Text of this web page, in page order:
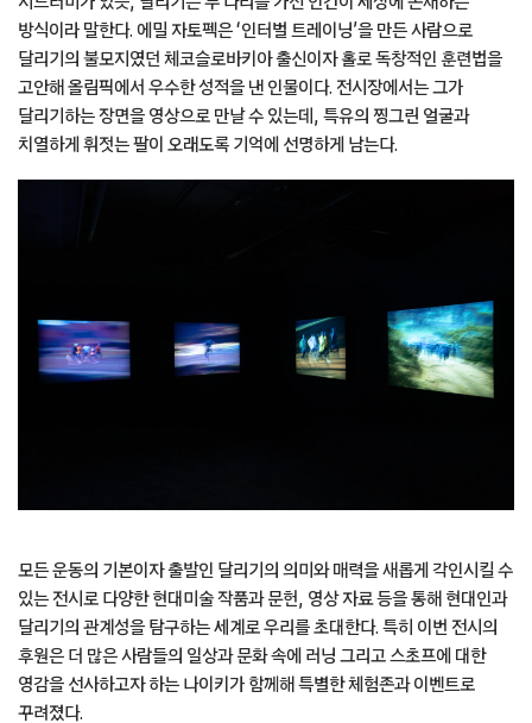
방식이라 말한다. 에밀 자토펙은 ‘인터벌 트레이닝’을 만든 사람으로
달리기의 불모지였던 체코슬로바키아 출신이자 홀로 독창적인 훈련법을
고안해 올림픽에서 우수한 성적을 낸 인물이다. 전시장에서는 그가
달리기하는 장면을 영상으로 만날 수 있는데, 특유의 찡그린 얼굴과
치열하게 휘젓는 팔이 오래도록 기억에 선명하게 남는다.
모든 운동의 기본이자 출발인 달리기의 의미와 매력을 새롭게 각인시킬 수
있는 전시로 다양한 현대미술 작품과 문헌, 영상 자료 등을 통해 현대인과
달리기의 관계성을 탐구하는 세계로 우리를 초대한다. 특히 이번 전시의
후원은 더 많은 사람들의 일상과 문화 속에 러닝 그리고 스초프에 대한
영감을 선사하고자 하는 나이키가 함께해 특별한 체험존과 이벤트로
꾸려졌다.